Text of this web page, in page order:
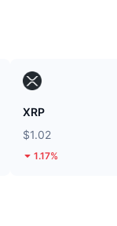
XRP
$1.02
1.17%